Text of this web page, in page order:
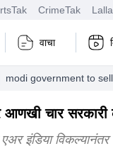
CrimeTak
वाचा
modi government to
आणखी चार सरकारी
एअर इंडिया